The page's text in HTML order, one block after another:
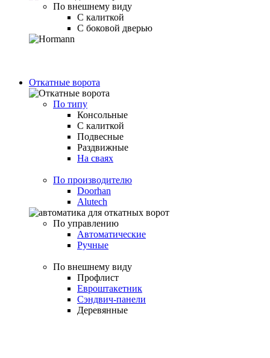
По внешнему виду
С калиткой
С боковой дверью
Откатные ворота
По типу
Консольные
С калиткой
Подвесные
Раздвижные
На сваях
По производителю
Doorhan
Alutech
По управлению
Автоматические
Ручные
По внешнему виду
Профлист
Евроштакетник
Сэндвич-панели
Деревянные